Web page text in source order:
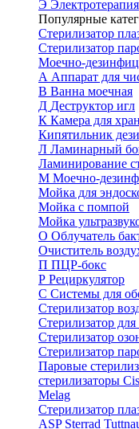
Э Электротерапия
Популярные
Стерилизатор
Стерилизатор
Моечно-
А Аппарат для
В Ванна моечная
Д Деструктор игл
К Камера для
Кипятильник
Л Ламинарный
Ламинирование
М Моечно-
Мойка для
Мойка с помпой
Мойка
О Облучатель
Очиститель
П ПЦР-бокс
Р Рециркулятор
С Системы для
Стерилизатор
Стерилизатор
Стерилизатор
Стерилизатор
Паровые
стерилизаторы
Melag
Стерилизатор
ASP Sterrad